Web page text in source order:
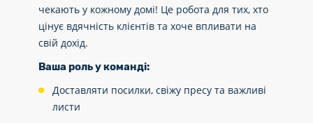
чекають у кожному домі! Це робота для тих, хто
цінує вдячність клієнтів та хоче впливати на
свій дохід.
Ваша роль у команді:
Доставляти посилки, свіжу пресу та важливі
листи